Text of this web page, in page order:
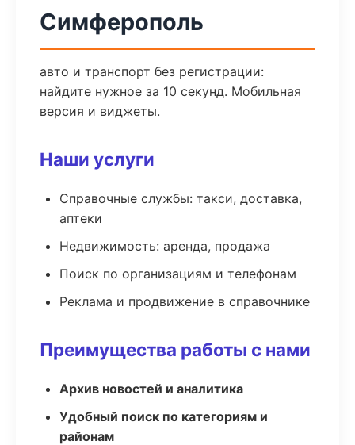
Симферополь
авто и транспорт без регистрации:
найдите нужное за 10 секунд. Мобильная
версия и виджеты.
Наши услуги
Справочные службы: такси, доставка,
аптеки
Недвижимость: аренда, продажа
Поиск по организациям и телефонам
Реклама и продвижение в справочнике
Преимущества работы с нами
Архив новостей и аналитика
Удобный поиск по категориям и
районам